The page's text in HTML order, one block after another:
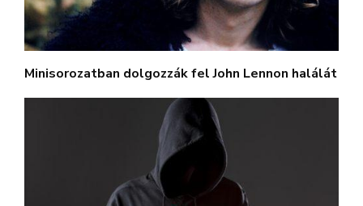
Minisorozatban dolgozzák fel John Lennon halálát